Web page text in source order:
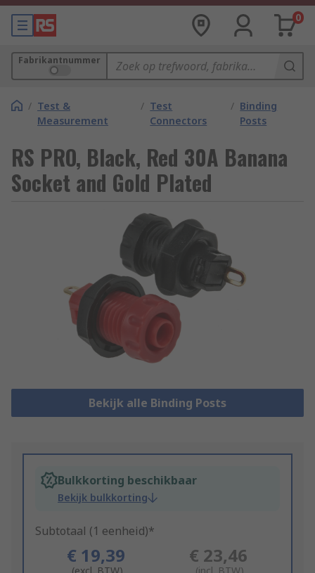
0
Fabrikantnummer
/ Test &
Measurement
/ Test
Connectors
/ Binding
Posts
RS PRO, Black, Red 30A Banana
Socket and Gold Plated
Bekijk alle Binding Posts
Bulkkorting beschikbaar
Bekijk bulkkorting
Subtotaal (1 eenheid)*
€ 19,39 € 23,46